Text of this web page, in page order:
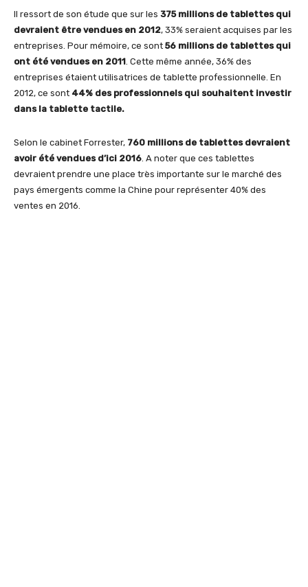
Il ressort de son étude que sur les 375 millions de tablettes qui
devraient être vendues en 2012, 33% seraient acquises par les
entreprises. Pour mémoire, ce sont 56 millions de tablettes qui
ont été vendues en 2011 . Cette même année, 36% des
entreprises étaient utilisatrices de tablette professionnelle. En
2012, ce sont 44% des professionnels qui souhaitent investir
dans la tablette tactile.
Selon le cabinet Forrester, 760 millions de tablettes devraient
avoir été vendues d’ici 2016 . A noter que ces tablettes
devraient prendre une place très importante sur le marché des
pays émergents comme la Chine pour représenter 40% des
ventes en 2016.